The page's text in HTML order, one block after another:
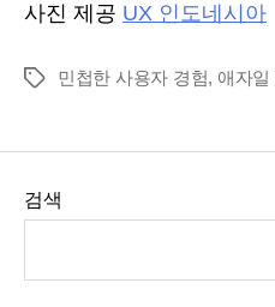
사진 제공 UX 인도네시아
태
민첩한 사용자 경험, 애자일
검색